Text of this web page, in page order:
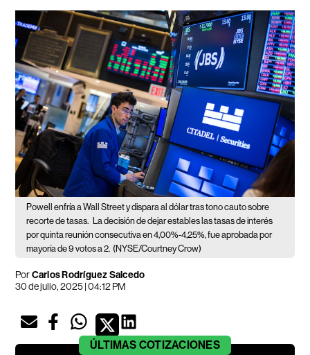
Powell enfría a Wall Street y dispara al dólar tras tono cauto sobre
recorte de tasas.
La decisión de dejar estables las tasas de interés
por quinta reunión consecutiva en 4,00%-4,25%, fue aprobada por
mayoría de 9 votos a 2. (NYSE/Courtney Crow)
PorCarlos Rodríguez Salcedo
30 de julio, 2025 | 04:12 PM
ÚLTIMAS COTIZACIONES